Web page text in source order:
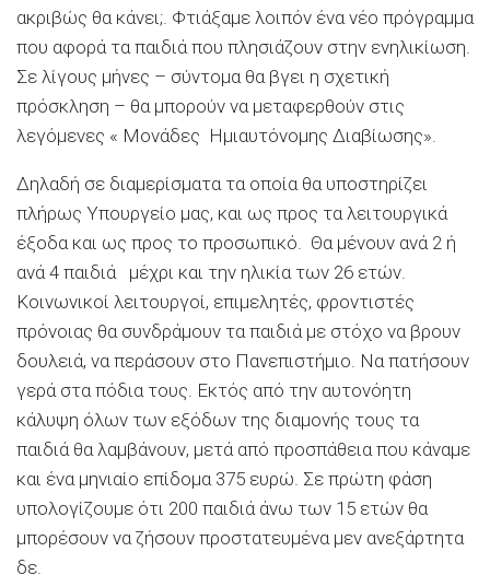
ακριβώς θα κάνει;. Φτιάξαμε λοιπόν ένα νέο πρόγραμμα
που αφορά τα παιδιά που πλησιάζουν στην ενηλικίωση.
Σε λίγους μήνες – σύντομα θα βγει η σχετική
πρόσκληση – θα μπορούν να μεταφερθούν στις
λεγόμενες « Μονάδες Ημιαυτόνομης Διαβίωσης».
Δηλαδή σε διαμερίσματα τα οποία θα υποστηρίζει
πλήρως Υπουργείο μας, και ως προς τα λειτουργικά
έξοδα και ως προς το προσωπικό. Θα μένουν ανά 2 ή
ανά 4 παιδιά μέχρι και την ηλικία των 26 ετών.
Κοινωνικοί λειτουργοί, επιμελητές, φροντιστές
πρόνοιας θα συνδράμουν τα παιδιά με στόχο να βρουν
δουλειά, να περάσουν στο Πανεπιστήμιο. Να πατήσουν
γερά στα πόδια τους. Εκτός από την αυτονόητη
κάλυψη όλων των εξόδων της διαμονής τους τα
παιδιά θα λαμβάνουν, μετά από προσπάθεια που κάναμε
και ένα μηνιαίο επίδομα 375 ευρώ. Σε πρώτη φάση
υπολογίζουμε ότι 200 παιδιά άνω των 15 ετών θα
μπορέσουν να ζήσουν προστατευμένα μεν ανεξάρτητα
δε.